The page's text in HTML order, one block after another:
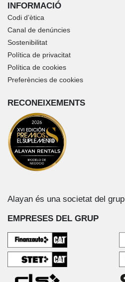
INFORMACIÓ
Codi d’ètica
Canal de denúncies
Sostenibilitat
Política de privacitat
Política de cookies
Preferències de cookies
RECONEIXEMENTS
Alayan és una societat del grup
EMPRESES DEL GRUP